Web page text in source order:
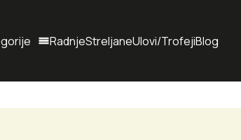
BAM RadnjeStreljaneUlovi/TrofejiBlog